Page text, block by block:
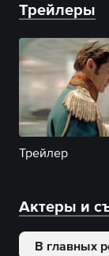
Трейлеры
Трейлер
Актеры и
В главных